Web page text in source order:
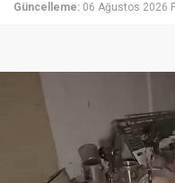
Güncelleme: 06 Ağustos 2026